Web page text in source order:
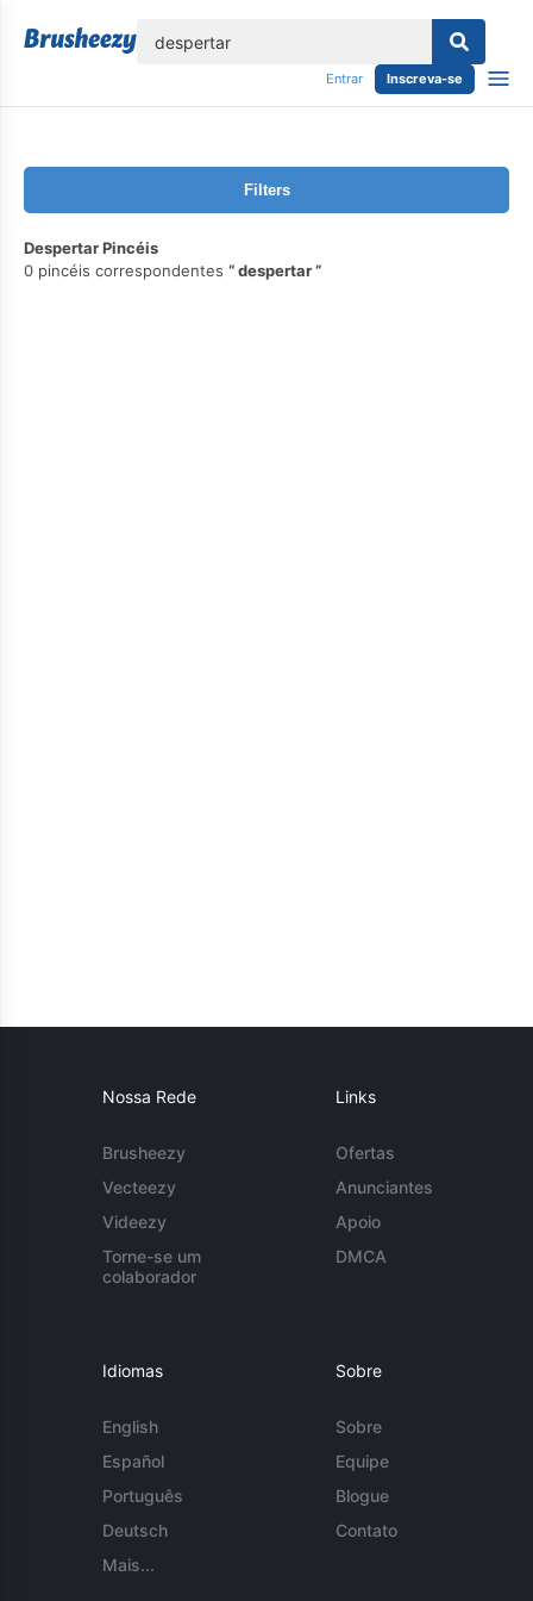
Entrar Inscreva-se
Filters
Despertar Pincéis
0 pincéis correspondentes
despertar
Nossa Rede
Brusheezy
Vecteezy
Videezy
Torne-se um
colaborador
Links
Ofertas
Anunciantes
Apoio
DMCA
Idiomas
English
Español
Português
Deutsch
Mais...
Sobre
Sobre
Equipe
Blogue
Contato